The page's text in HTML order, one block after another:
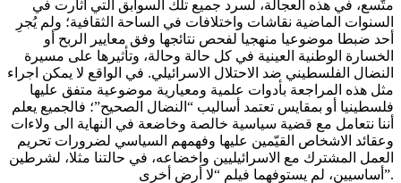
متّسع، في هذه العجالة، لسرد جميع تلك السوابق التي أثارت في
السنوات الماضية نقاشات واختلافات في الساحة الثقافية؛ ولم يُجرِ
أحد ضبطا موضوعيا منهجيا لفحص نتائجها وفق معايير الربح أو
الخسارة الوطنية العينية في كل حالة وحالة، وتأثيرها على مسيرة
النضال الفلسطيني ضد الاحتلال الاسرائيلي. في الواقع لا يمكن اجراء
مثل هذه المراجعة بأدوات علمية ومعيارية موضوعية متفق عليها
فلسطينيا أو بمقايس تعتمد أساليب “النضال الصحيح”؛ فالجميع يعلم
أننا نتعامل مع قضية سياسية خالصة وخاضعة في النهاية الى ولاءات
وعقائد الاشخاص القيّمين عليها وفهمهم السياسي لضرورات تحريم
العمل المشترك مع الاسرائيليين واخضاعه، في حالتنا مثلا، لشرطين
أساسيين، لم يستوفهما فيلم “لا أرض أخرى”.